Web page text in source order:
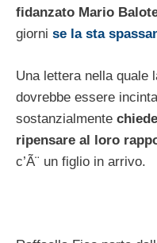
fidanzato Mario
giorni se la sta
Una lettera nella quale
dovrebbe essere
sostanzialmente
ripensare al loro
c’Ã¨ un figlio in arrivo.